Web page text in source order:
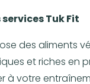
Tuk Fit
des aliments
et riches en
à votre